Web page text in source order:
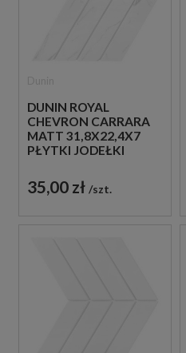
DUNIN ROYAL
CHEVRON CARRARA
MATT 31,8X22,4X7
PŁYTKI JODEŁKI
35,00 zł szt.